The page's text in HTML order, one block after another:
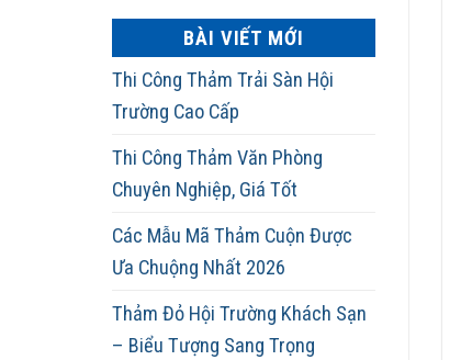
BÀI VIẾT MỚI
Thi Công Thảm Trải Sàn Hội
Trường Cao Cấp
Thi Công Thảm Văn Phòng
Chuyên Nghiệp, Giá Tốt
Các Mẫu Mã Thảm Cuộn Được
Ưa Chuộng Nhất 2026
Thảm Đỏ Hội Trường Khách Sạn
– Biểu Tượng Sang Trọng